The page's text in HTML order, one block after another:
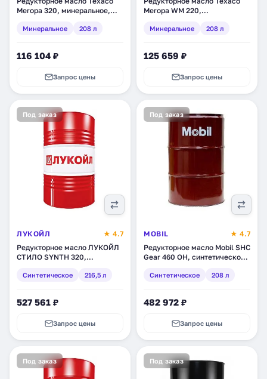
Meropa 320, минеральное,
Минеральное 208 л
116 104 ₽
Запрос цены
Meropa WM 220,
(833017DEE)
Минеральное 208 л
125 659 ₽
Запрос цены
Под заказ
ЛУКОЙЛ
★ 4.7
Редукторное масло ЛУКОЙЛ
СТИЛО SYNTH 320,
(3045809)
Синтетическое 216,5 л
527 561 ₽
Запрос цены
Под заказ
MOBIL
★ 4.7
Редукторное масло Mobil SHC
Gear 460 OH, синтетическое,
Синтетическое 208 л
482 972 ₽
Запрос цены
Под заказ Под заказ